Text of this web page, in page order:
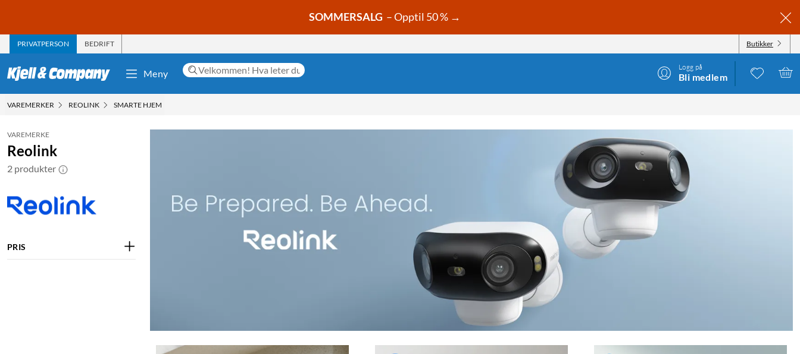
SOMMERSALG – Opptil 50 % →
PRIVATPERSON BEDRIFT Butikker
Meny
Logg på
Bli medlem
VAREMERKER REOLINK SMARTE HJEM
VAREMERKE
Reolink
2 produkter
PRIS